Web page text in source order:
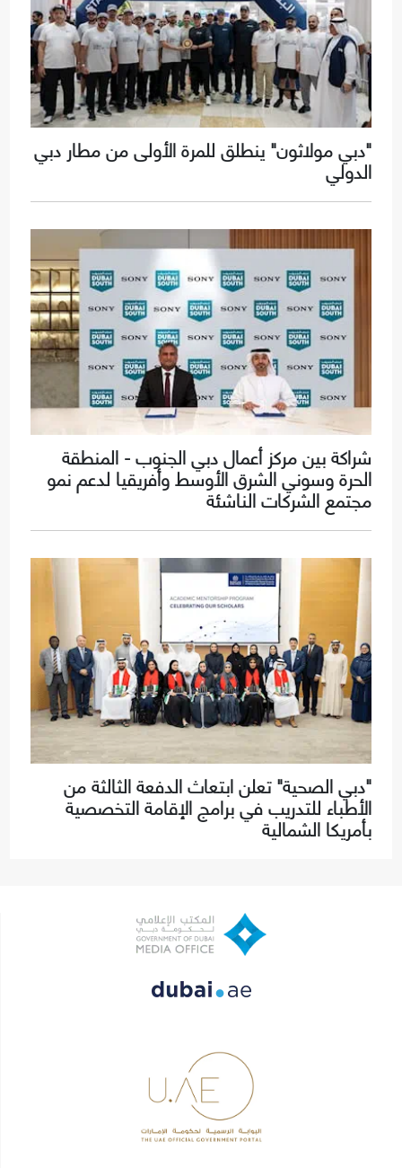
"دبي مولاثون" ينطلق للمرة الأولى من مطار دبي
الدولي
شراكة بين مركز أعمال دبي الجنوب - المنطقة
الحرة وسوني الشرق الأوسط وأفريقيا لدعم نمو
مجتمع الشركات الناشئة
"دبي الصحية" تعلن ابتعاث الدفعة الثالثة من
الأطباء للتدريب في برامج الإقامة التخصصية
بأمريكا الشمالية